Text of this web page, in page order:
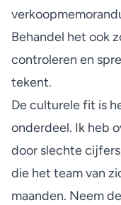
Behandel het ook
controleren en
tekent.
De culturele fit is
onderdeel. Ik heb
door slechte
die het team van
maanden. Neem